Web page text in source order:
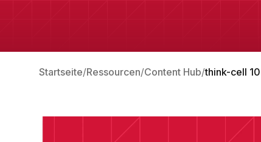
Startseite Ressourcen Content Hub think-cell